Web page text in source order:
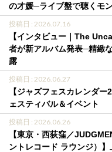
の才媛─ライブ盤で聴くモ
投稿日 : 2026.07.16
【インタビュー｜The
者が新アルバム発表─精緻
露
投稿日 : 2026.06.27
【ジャズフェスカレンダ
ェスティバル＆イベント
投稿日 : 2026.06.26
【東京・西荻窪／
ントレコード ラウンジ）